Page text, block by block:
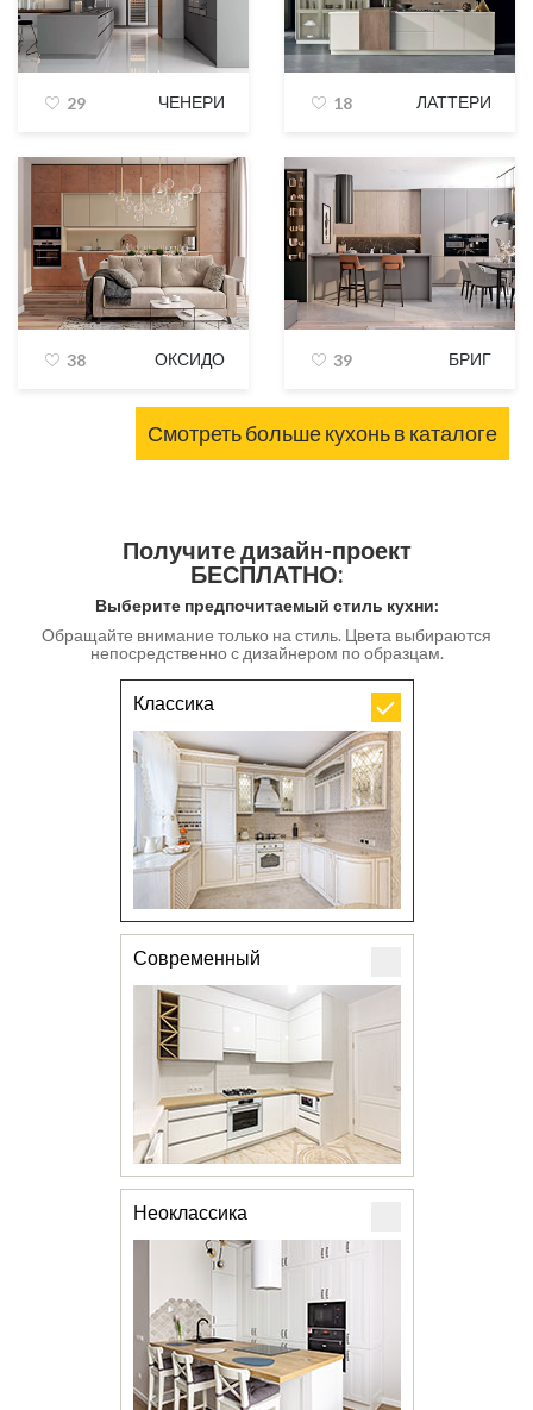
29 ЧЕНЕРИ 18 ЛАТТЕРИ
38 ОКСИДО 39 БРИГ
Смотреть больше кухонь в каталоге
Получите дизайн-проект
БЕСПЛАТНО:
Выберите предпочитаемый стиль кухни:
Обращайте внимание только на стиль. Цвета выбираются
непосредственно с дизайнером по образцам.
Классика
Современный
Неоклассика